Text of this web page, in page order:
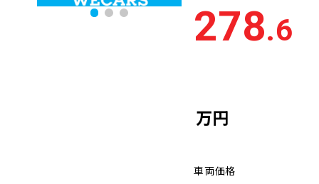
278.6
万円
車両価格